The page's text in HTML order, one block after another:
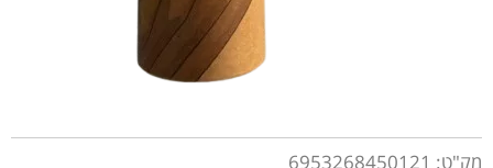
מק"ט: 6953268450121